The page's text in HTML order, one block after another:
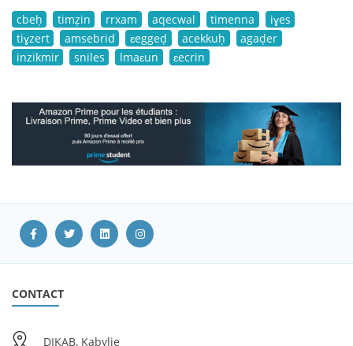
cbeḥ timẓin rrxam aqecwal timenna
iɣes
tiɣzert
amsebrid ɛeggeḍ acekkuḥ
agaḍer
inzikmir
sniles lmaɛun ɛecrin
CONTACT
DIKAB, Kabylie